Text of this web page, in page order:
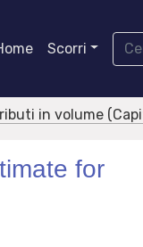
Scorri
in volume
for